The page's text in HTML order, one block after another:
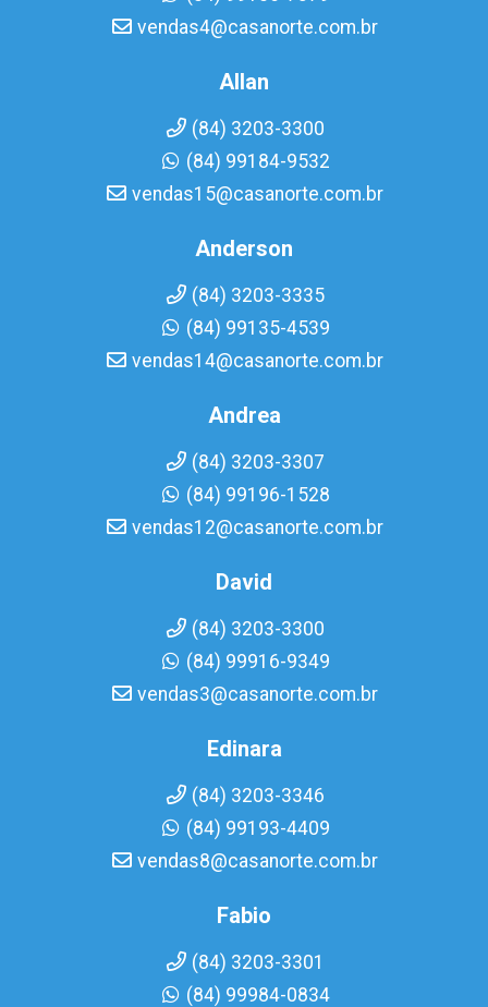
vendas4@casanorte.com.br
Allan
(84) 3203-3300
(84) 99184-9532
vendas15@casanorte.com.br
Anderson
(84) 3203-3335
(84) 99135-4539
vendas14@casanorte.com.br
Andrea
(84) 3203-3307
(84) 99196-1528
vendas12@casanorte.com.br
David
(84) 3203-3300
(84) 99916-9349
vendas3@casanorte.com.br
Edinara
(84) 3203-3346
(84) 99193-4409
vendas8@casanorte.com.br
Fabio
(84) 3203-3301
(84) 99984-0834